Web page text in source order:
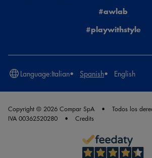
#awlab
#playwithstyle
Language:Italian Spanish English
Copyright © 2026 Compar SpA Todos los
IVA 00362520280
Credits